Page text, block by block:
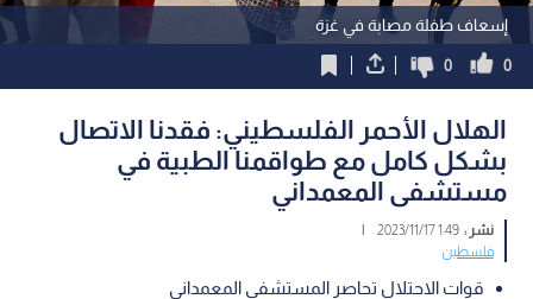
إسعاف طفلة مصابة في غزة
0
0
الهلال الأحمر الفلسطيني: فقدنا الاتصال
بشكل كامل مع طواقمنا الطبية في
مستشفى المعمداني
نشر :1:49 2023/11/17
|
فلسطين
قوات الاحتلال تحاصر المستشفى المعمداني